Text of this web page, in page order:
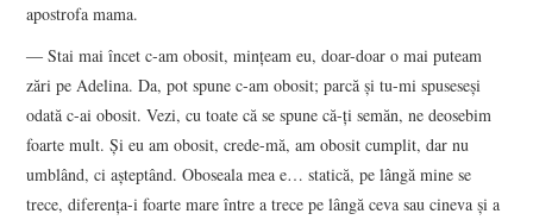
apostrofa mama.
― Stai mai încet c-am obosit, mințeam eu, doar-doar o mai puteam
zări pe Adelina. Da, pot spune c-am obosit; parcă și tu-mi spuseseși
odată c-ai obosit. Vezi, cu toate că se spune că-ți semăn, ne deosebim
foarte mult. Și eu am obosit, crede-mă, am obosit cumplit, dar nu
umblând, ci așteptând. Oboseala mea e… statică, pe lângă mine se
trece, diferența-i foarte mare între a trece pe lângă ceva sau cineva și a